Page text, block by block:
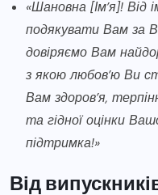
«Шановна [Ім’я]! Від
подякувати Вам за
довіряємо Вам
з якою любов’ю Ви
Вам здоров’я,
та гідної оцінки
підтримка!»
Від